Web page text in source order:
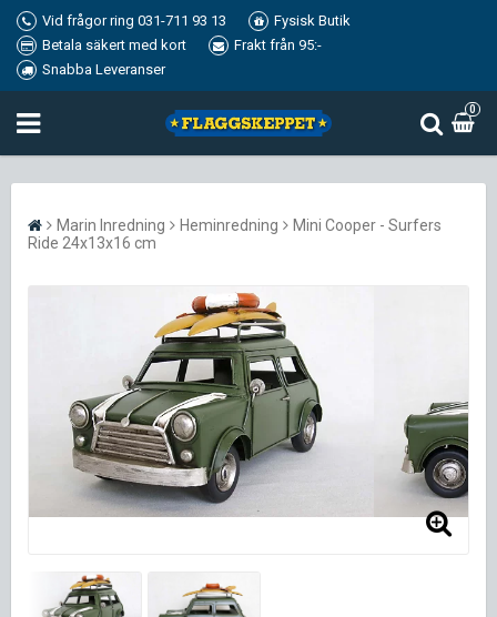
Vid frågor ring 031-711 93 13
Fysisk Butik
Betala säkert med kort
Frakt från 95:-
Snabba Leveranser
0
Marin Inredning Heminredning
Mini Cooper - Surfers
Ride 24x13x16 cm